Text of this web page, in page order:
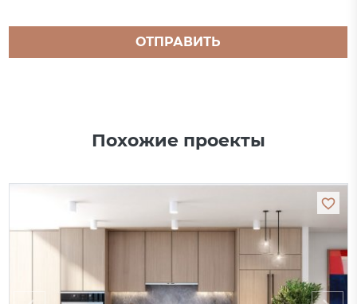
ОТПРАВИТЬ
Похожие проекты